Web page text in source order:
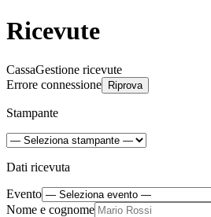
Ricevute
CassaGestione ricevute
Errore connessione
Riprova
Stampante
Dati ricevuta
Evento
Nome e cognome